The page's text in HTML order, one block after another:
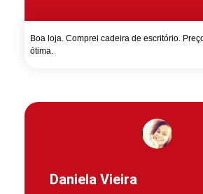
Boa loja. Comprei cadeira de escritório.
ótima.
Daniela Vieira